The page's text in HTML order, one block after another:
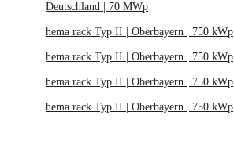
Deutschland | 70 MWp
hema rack Typ II | Oberbayern | 750 kWp
hema rack Typ II | Oberbayern | 750 kWp
hema rack Typ II | Oberbayern | 750 kWp
hema rack Typ II | Oberbayern | 750 kWp